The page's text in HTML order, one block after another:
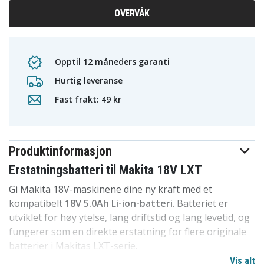
OVERVÅK
Opptil 12 måneders garanti
Hurtig leveranse
Fast frakt: 49 kr
Produktinformasjon
Erstatningsbatteri til Makita 18V LXT
Gi Makita 18V-maskinene dine ny kraft med et
kompatibelt 18V 5.0Ah Li-ion-batteri. Batteriet er
utviklet for høy ytelse, lang driftstid og lang levetid, og
fungerer som en direkte erstatning for flere originale
batterier i Makitas LXT-serie.
Vis alt